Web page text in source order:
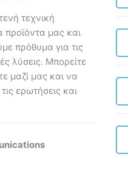
τεχνική
προϊόντα μας και
πρόθυμα για τις
λύσεις. Mπορείτε
μαζί μας και να
ερωτήσεις και